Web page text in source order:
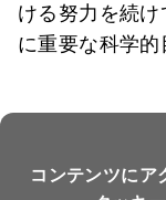
ける努力を続
に重要な科学的
コンテンツにア